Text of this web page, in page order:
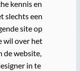
kennis en
slechts een
site op
wil over het
de website,
in te